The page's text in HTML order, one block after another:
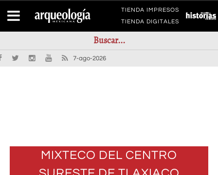
TIENDA IMPRESOS
TIENDA DIGITALES
7-ago-2026
MIXTECO DEL CENTRO